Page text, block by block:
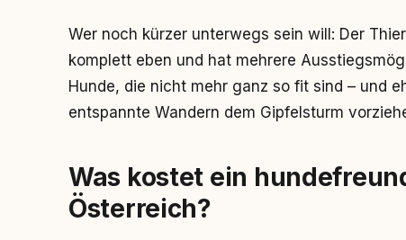
Wer noch kürzer unterwegs sein will: Der
komplett eben und hat mehrere
Hunde, die nicht mehr ganz so fit sind – und
entspannte Wandern dem Gipfelsturm
Was kostet ein
Österreich?